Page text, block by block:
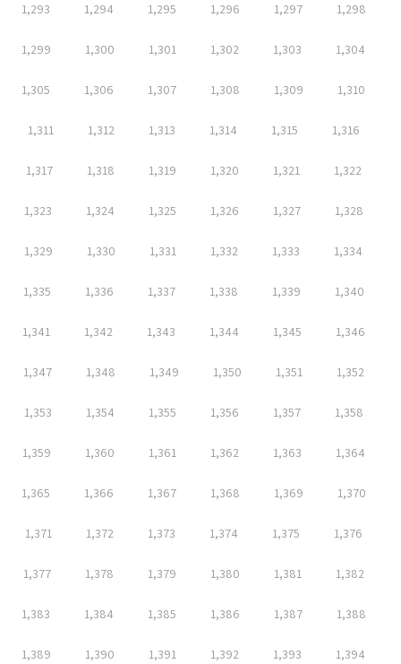
1,293 1,294 1,295 1,296 1,297 1,298
1,299 1,300 1,301 1,302 1,303 1,304
1,305 1,306 1,307 1,308 1,309 1,310
1,311 1,312 1,313 1,314 1,315 1,316
1,317 1,318 1,319 1,320 1,321 1,322
1,323 1,324 1,325 1,326 1,327 1,328
1,329 1,330 1,331 1,332 1,333 1,334
1,335 1,336 1,337 1,338 1,339 1,340
1,341 1,342 1,343 1,344 1,345 1,346
1,347 1,348 1,349 1,350 1,351 1,352
1,353 1,354 1,355 1,356 1,357 1,358
1,359 1,360 1,361 1,362 1,363 1,364
1,365 1,366 1,367 1,368 1,369 1,370
1,371 1,372 1,373 1,374 1,375 1,376
1,377 1,378 1,379 1,380 1,381 1,382
1,383 1,384 1,385 1,386 1,387 1,388
1,389 1,390 1,391 1,392 1,393 1,394